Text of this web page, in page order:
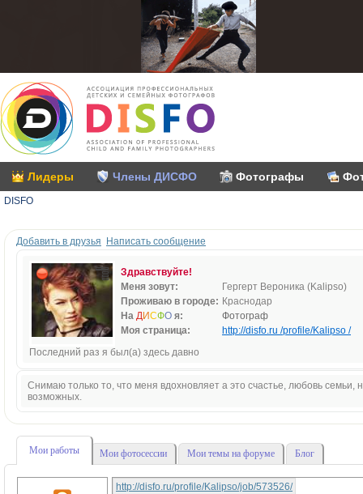
Лидеры Члены ДИСФО Фотографы
DISFO
Добавить в друзья Написать сообщение
Здравствуйте!
Меня зовут:
Гергерт Вероника (Kalipso)
Проживаю в городе: Краснодар
На ДИСФО я:
Фотограф
Моя страница:
http://disfo.ru /profile/Kalipso /
Последний раз я был(а) здесь давно
Снимаю только то, что меня вдохновляет а это счастье, любовь
возможных.
Мои работы Мои фотосессии Мои темы на форуме Блог
http://disfo.ru/profile/Kalipso/job/573526/